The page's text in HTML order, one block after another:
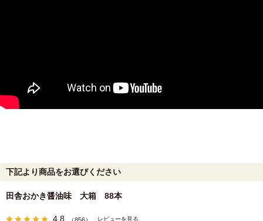
下記より商品をお選びください
田舎おかき醤油味 大箱 88本
4.8 レビューを見る